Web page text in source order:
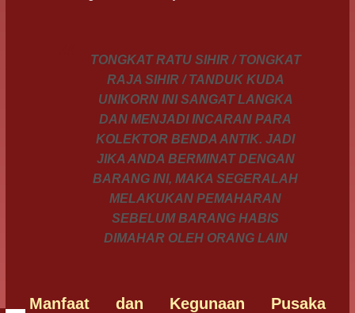
TONGKAT RATU SIHIR / TONGKAT
RAJA SIHIR / TANDUK KUDA
UNIKORN INI SANGAT LANGKA
DAN MENJADI INCARAN PARA
KOLEKTOR BENDA ANTIK. JADI
JIKA ANDA BERMINAT DENGAN
BARANG INI, MAKA SEGERALAH
MELAKUKAN PEMAHARAN
SEBELUM BARANG HABIS
DIMAHAR OLEH ORANG LAIN
Manfaat dan Kegunaan Pusaka